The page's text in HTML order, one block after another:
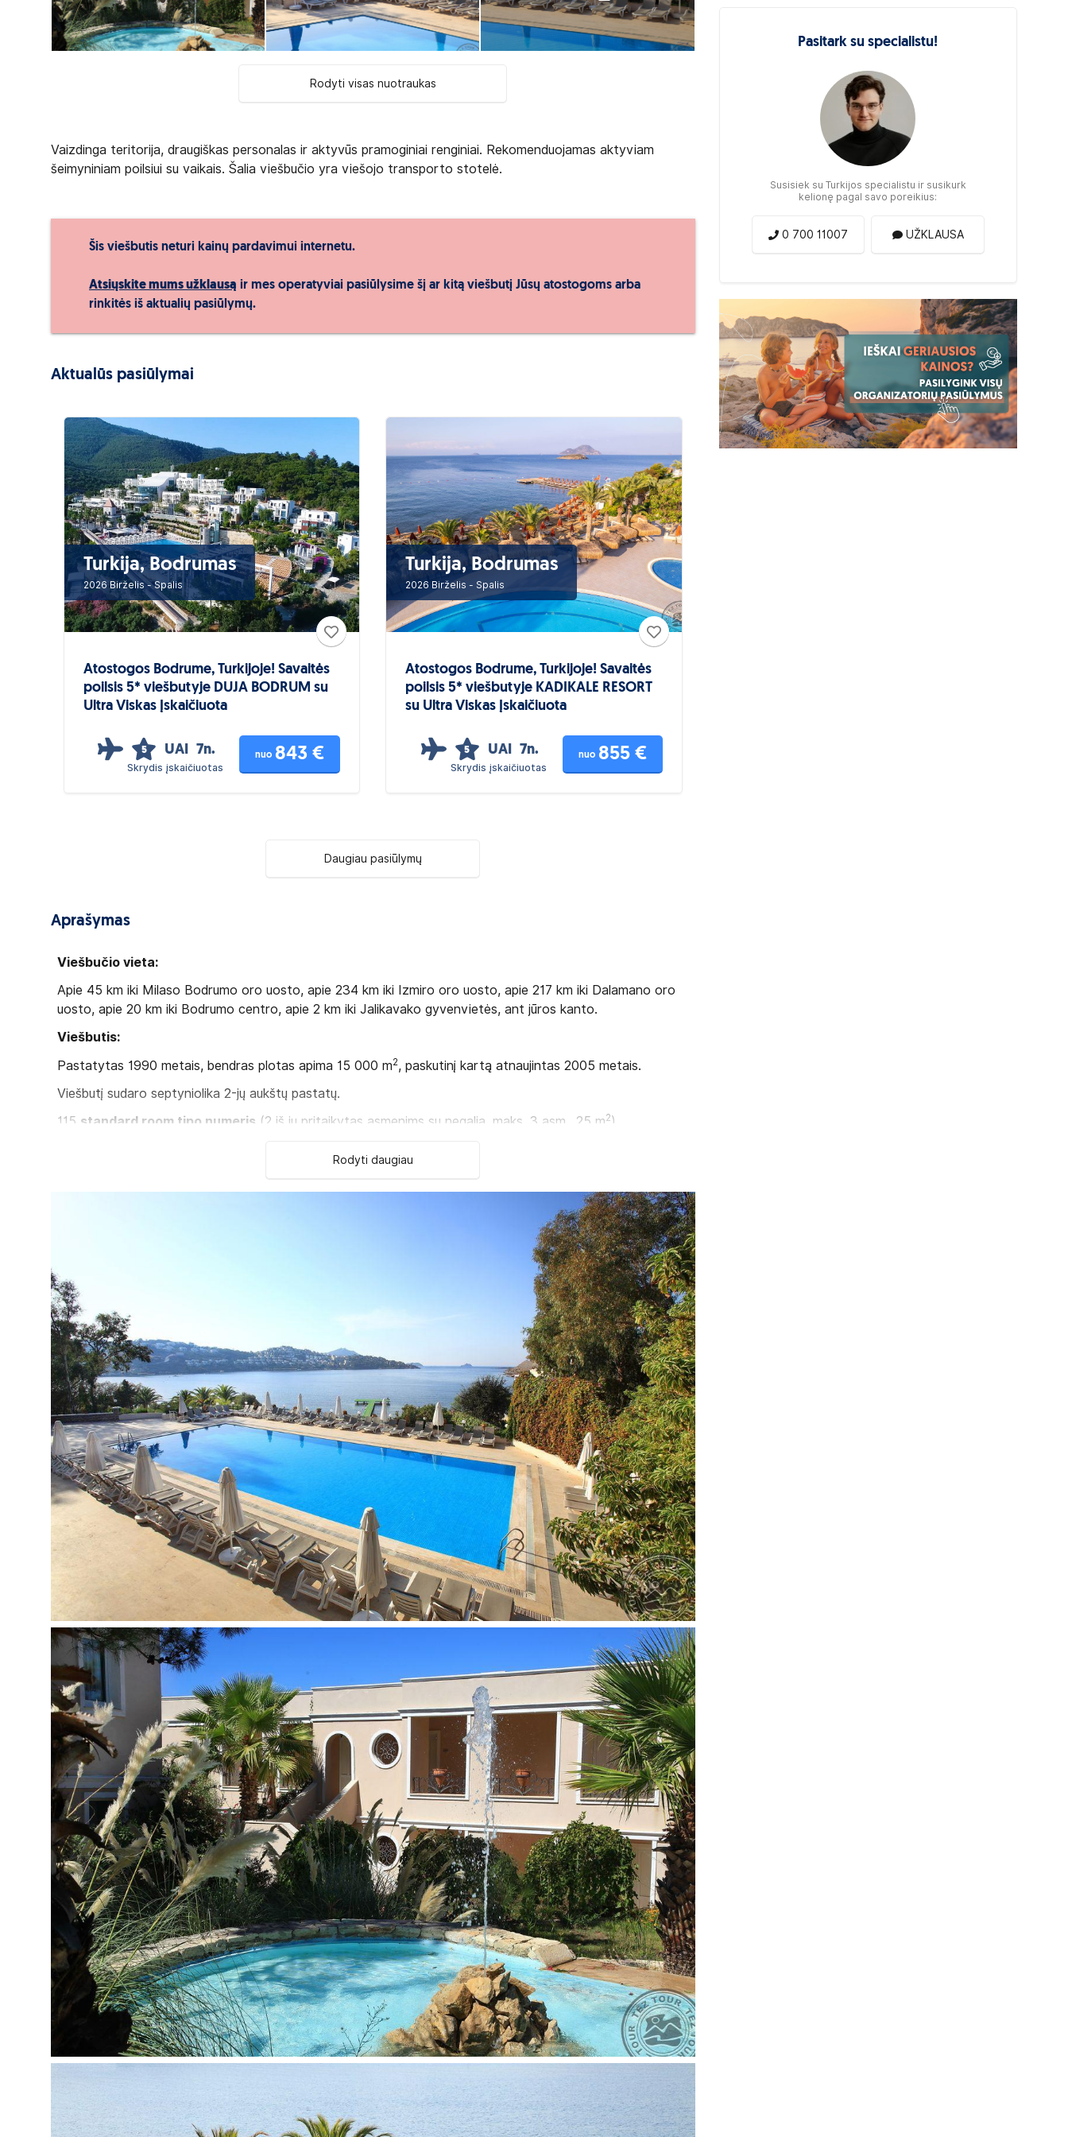
Rodyti visas nuotraukas
Vaizdinga teritorija, draugiškas personalas ir aktyvūs pramoginiai renginiai. Rekomenduojamas aktyviam
šeimyniniam poilsiui su vaikais. Šalia viešbučio yra viešojo transporto stotelė.
Šis viešbutis neturi kainų pardavimui internetu.
Atsiųskite mums užklausą ir mes operatyviai pasiūlysime šį ar kitą viešbutį Jūsų atostogoms arba
rinkitės iš aktualių pasiūlymų.
Aktualūs pasiūlymai
Turkija, Bodrumas
2026 Birželis - Spalis
Atostogos Bodrume, Turkijoje! Savaitės
poilsis 5* viešbutyje DUJA BODRUM su
Ultra Viskas Įskaičiuota
5 UAI 7n.
Skrydis įskaičiuotas
nuo 843 €
Turkija, Bodrumas
2026 Birželis - Spalis
Atostogos Bodrume, Turkijoje! Savaitės
poilsis 5* viešbutyje KADIKALE RESORT
su Ultra Viskas Įskaičiuota
5 UAI 7n.
Skrydis įskaičiuotas
nuo 855 €
Daugiau pasiūlymų
Aprašymas
Viešbučio vieta:
Apie 45 km iki Milaso Bodrumo oro uosto, apie 234 km iki Izmiro oro uosto, apie 217 km iki Dalamano oro
uosto, apie 20 km iki Bodrumo centro, apie 2 km iki Jalikavako gyvenvietės, ant jūros kanto.
Viešbutis:
Pastatytas 1990 metais, bendras plotas apima 15 000 m2, paskutinį kartą atnaujintas 2005 metais.
Viešbutį sudaro septyniolika 2-jų aukštų pastatų.
115 standard room tipo numeris (2 iš jų pritaikytas asmenims su negalia, maks 3 asm 25 m2).
oro kondicionierius: individualus
balkonas/terasa yra
numerių tvarkymas: kasdien
televizorius: yra
seifas numeryje, už papildomą mokestį
mini baras nemokamai
plaukų džiovintuvas: yra
Viešbučio teritorijoje:
gydytojo iškvietimas yra
drabužių skalbimo paslaugos yra
barai: 3
restoranai: 1 (pagrindinis)
prie baseino: skėčiai, gultai, čiužiniai - nemokamai
belaidis internetas nemokamai
prie baseino: paplūdimio rankšluosčiai užstatas
vandens kalneliai: 9 (Pirates Inn Cactus Aquapark–išskyrus šeštadienius ir sekmadienius)
drabužių valymo paslaugos yra
a la carte restoranai: 1 (žuvies, pagal išankstinę rezervaciją, už papildomą mokestį)
baseinai: 1 (atviras)
Pramogos ir sportas:
masažas už papildomą mokestį
sauna už papildomą mokestį (Cactus Fleur Beach)
turkiška pirtis nemokamai (Cactus Fleur Beach)
stalo tenisas nemokamai
vandens sporto priemonės už papildomą mokestį
smiginis nemokamai
biliardas už papildomą mokestį
Vaikams:
baseinas vaikams: yra
auklė už papildomą mokestį
žaidimų aikštelė yra
Paplūdimys:
smėlio yra
pirsas yra
baras paplūdimyje: nemokamai
paplūdimyje: skėčiai, gultai, čiužiniai nemokamai
nuosavas yra
paplūdimio rankšluosčiai: už užstatą
Adresas:
Dirmil, Tilkicik Cd. No:89 , 48990, 48990 Bodrum/Muğla, Turkija
Telefonas:+90 252 395 44 37
Rodyti daugiau
Pasitark su specialistu!
Susisiek su Turkijos specialistu ir susikurk
kelionę pagal savo poreikius:
0 700 11007 UŽKLAUSA